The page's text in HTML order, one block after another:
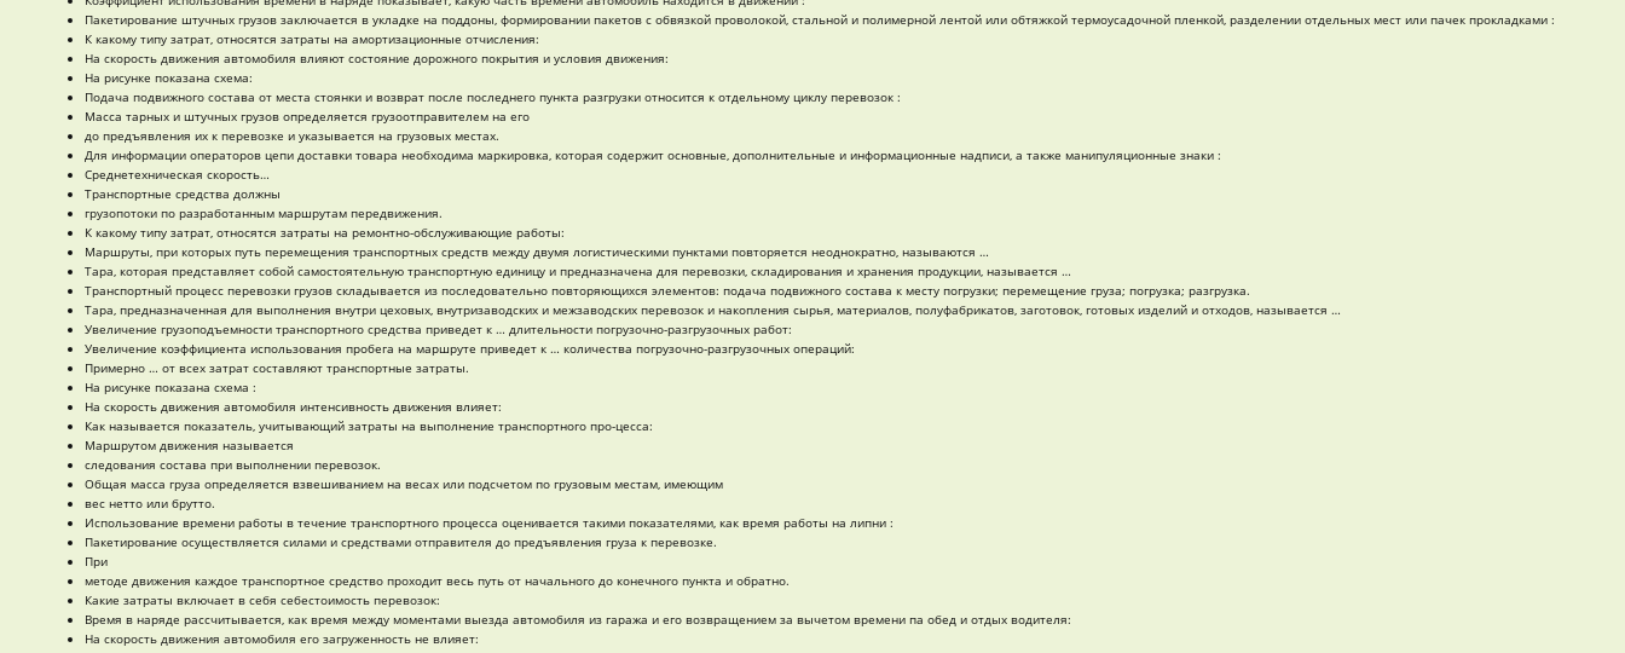
Пакетирование штучных грузов заключается в укладке на поддоны, формировании пакетов с обвязкой проволокой, стальной и полимерной лентой или обтяжкой термоусадочной пленкой, разделении отдельных мест или пачек прокладками :
К какому типу затрат, относятся затраты на амортизационные отчисления:
На скорость движения автомобиля влияют состояние дорожного покрытия и условия движения:
На рисунке показана схема:
Подача подвижного состава от места стоянки и возврат после последнего пункта разгрузки относится к отдельному циклу перевозок :
Масса тарных и штучных грузов определяется грузоотправителем на его
до предъявления их к перевозке и указывается на грузовых местах.
Для информации операторов цепи доставки товара необходима маркировка, которая содержит основные, дополнительные и информационные надписи, а также манипуляционные знаки :
Среднетехническая скорость…
Транспортные средства должны
грузопотоки по разработанным маршрутам передвижения.
К какому типу затрат, относятся затраты на ремонтно-обслуживающие работы:
Маршруты, при которых путь перемещения транспортных средств между двумя логистическими пунктами повторяется неоднократно, называются …
Тара, которая представляет собой самостоятельную транспортную единицу и предназначена для перевозки, складирования и хранения продукции, называется …
Транспортный процесс перевозки грузов складывается из последовательно повторяющихся элементов: подача подвижного состава к месту погрузки; перемещение груза; погрузка; разгрузка.
Тара, предназначенная для выполнения внутри цеховых, внутризаводских и межзаводских перевозок и накопления сырья, материалов, полуфабрикатов, заготовок, готовых изделий и отходов, называется …
Увеличение грузоподъемности транспортного средства приведет к … длительности погрузочно-разгрузочных работ:
Увеличение коэффициента использования пробега на маршруте приведет к … количества погрузочно-разгрузочных операций:
Примерно … от всех затрат составляют транспортные затраты.
На рисунке показана схема :
На скорость движения автомобиля интенсивность движения влияет:
Как называется показатель, учитывающий затраты на выполнение транспортного про-цесса:
Маршрутом движения называется
следования состава при выполнении перевозок.
Общая масса груза определяется взвешиванием на весах или подсчетом по грузовым местам, имеющим
вес нетто или брутто.
Использование времени работы в течение транспортного процесса оценивается такими показателями, как время работы на липни :
Пакетирование осуществляется силами и средствами отправителя до предъявления груза к перевозке.
При
методе движения каждое транспортное средство проходит весь путь от начального до конечного пункта и обратно.
Какие затраты включает в себя себестоимость перевозок:
Время в наряде рассчитывается, как время между моментами выезда автомобиля из гаража и его возвращением за вычетом времени па обед и отдых водителя:
На скорость движения автомобиля его загруженность не влияет: